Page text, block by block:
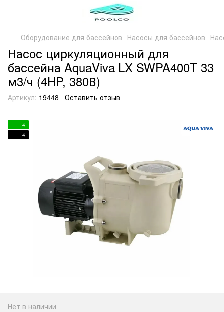
Оборудование для бассейнов Насосы для бассейнов
Насос циркуляционный для
бассейна AquaViva LX SWPA400T 33
м3/ч (4HP, 380В)
Артикул: 19448 Оставить отзыв
4
4
Нет в наличии